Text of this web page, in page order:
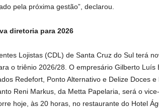
pela próxima gestão”, declarou.
diretoria para 2026
Lojistas (CDL) de Santa Cruz do Sul terá
o triênio 2026/28. O empresário Gilberto Luís
Redefort, Ponto Alternativo e Delize Doces
Reni Markus, da Metta Papelaria, será o
hoje, às 20 horas, no restaurante do Hotel